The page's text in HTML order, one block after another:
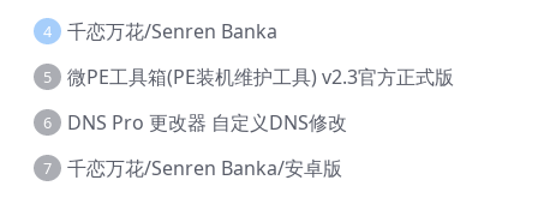
4 千恋万花/Senren Banka
5 微PE工具箱(PE装机维护工具) v2.3官方正式版
6 DNS Pro 更改器 自定义DNS修改
7 千恋万花/Senren Banka/安卓版